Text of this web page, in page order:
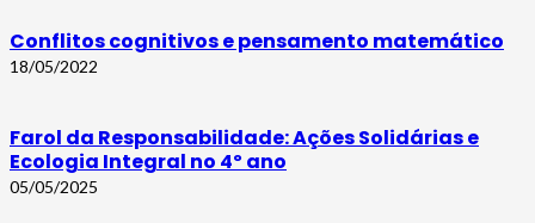
Conflitos cognitivos e pensamento matemático
18/05/2022
Farol da Responsabilidade: Ações Solidárias e
Ecologia Integral no 4º ano
05/05/2025